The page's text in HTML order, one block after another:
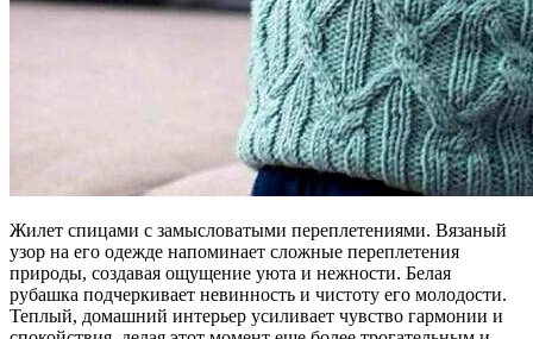
Жилет спицами с замысловатыми переплетениями. Вязаный
узор на его одежде напоминает сложные переплетения
природы, создавая ощущение уюта и нежности. Белая
рубашка подчеркивает невинность и чистоту его молодости.
Теплый, домашний интерьер усиливает чувство гармонии и